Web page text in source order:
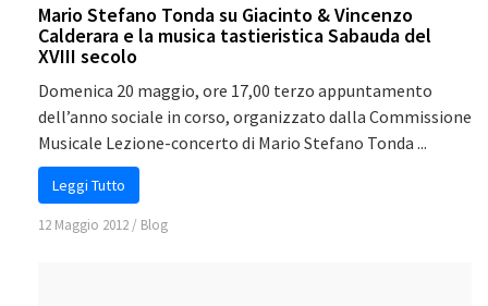
Mario Stefano Tonda su Giacinto & Vincenzo
Calderara e la musica tastieristica Sabauda del
XVIII secolo
Domenica 20 maggio, ore 17,00 terzo appuntamento
dell’anno sociale in corso, organizzato dalla Commissione
Musicale Lezione-concerto di Mario Stefano Tonda ...
Leggi Tutto
12 Maggio 2012 / Blog